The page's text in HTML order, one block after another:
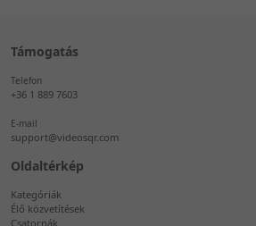
Támogatás
Telefon
+36 1 889 7603
E-mail
support@videosqr.com
Oldaltérkép
Kategóriák
Élő közvetítések
Csatornák